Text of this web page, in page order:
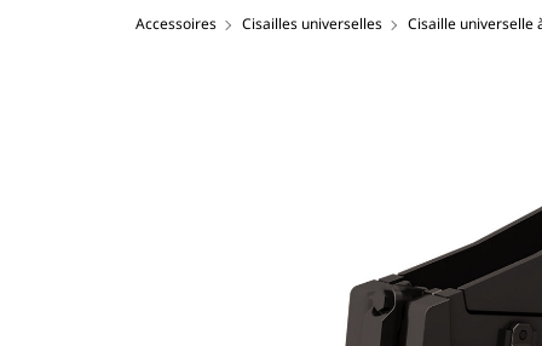
Accessoires Cisailles universelles